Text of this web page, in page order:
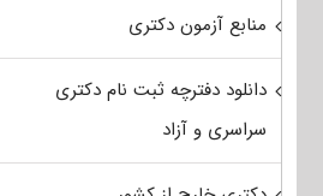
منابع آزمون دکتری
دانلود دفترچه ثبت نام دکتری
سراسری و آزاد